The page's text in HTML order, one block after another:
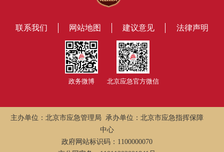
联系我们 网站地图 建议意见 法律声明
政务微博 北京应急官方微信
主办单位：北京市应急管理局 承办单位：北京市应急指挥保障
中心
政府网站标识码：1100000070